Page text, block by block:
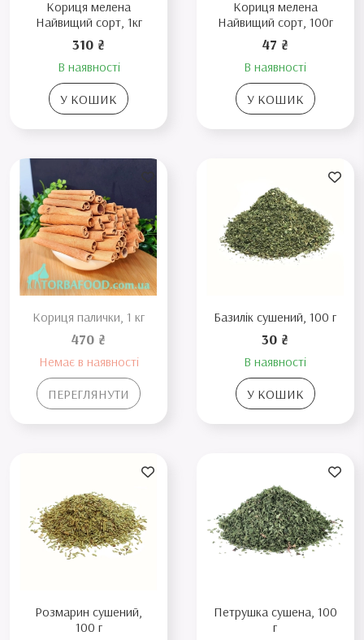
Кориця мелена
Найвищий сорт, 1кг
310 ₴
В наявності
У КОШИК
Кориця мелена
Найвищий сорт, 100г
47 ₴
В наявності
У КОШИК
Кориця палички, 1 кг
470 ₴
Немає в наявності
ПЕРЕГЛЯНУТИ
Базилік сушений, 100 г
30 ₴
В наявності
У КОШИК
Розмарин сушений,
100 г
Петрушка сушена, 100
г